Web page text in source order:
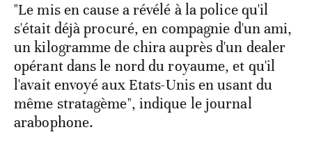
"Le mis en cause a révélé à la police qu'il
s'était déjà procuré, en compagnie d'un ami,
un kilogramme de chira auprès d'un dealer
opérant dans le nord du royaume, et qu'il
l'avait envoyé aux Etats-Unis en usant du
même stratagème", indique le journal
arabophone.